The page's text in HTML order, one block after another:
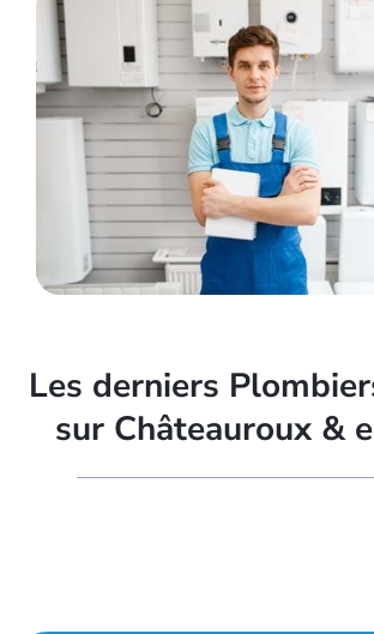
Les derniers
sur Châteauroux &